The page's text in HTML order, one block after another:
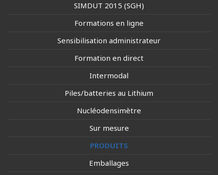
SIMDUT 2015 (SGH)
Formations en ligne
Sensibilisation administrateur
Formation en direct
Intermodal
Piles/batteries au Lithium
Nucléodensimètre
Sur mesure
PRODUITS
Emballages